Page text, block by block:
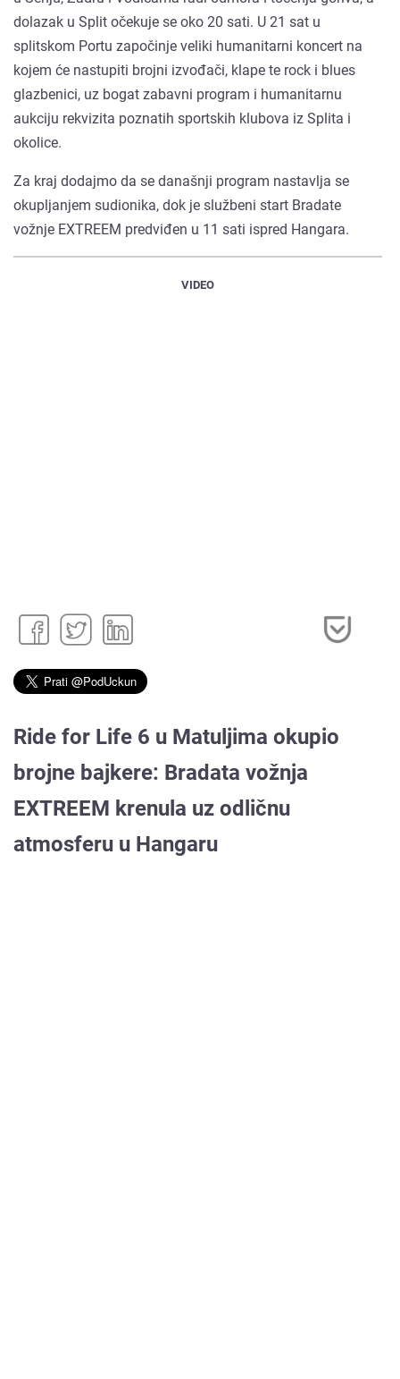
dolazak u Split očekuje se oko 20 sati. U 21 sat u
splitskom Portu započinje veliki humanitarni koncert na
kojem će nastupiti brojni izvođači, klape te rock i blues
glazbenici, uz bogat zabavni program i humanitarnu
aukciju rekvizita poznatih sportskih klubova iz Splita i
okolice.
Za kraj dodajmo da se današnji program nastavlja se
okupljanjem sudionika, dok je službeni start Brada­te
vožnje EXTREEM predviđen u 11 sati ispred Hangara.
VIDEO
Ride for Life 6 u Matuljima okupio
brojne bajkere: Bradata vožnja
EXTREEM krenula uz odličnu
atmosferu u Hangaru